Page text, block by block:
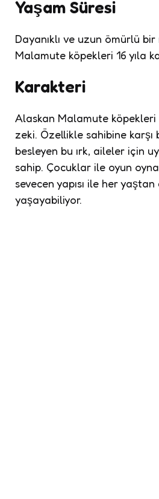
Yaşam Süresi
Dayanıklı ve uzun ömürlü
Malamute köpekleri 16 yıla
Karakteri
Alaskan Malamute köpekleri
zeki. Özellikle sahibine karşı
besleyen bu ırk, aileler için
sahip. Çocuklar ile oyun
sevecen yapısı ile her
yaşayabiliyor.